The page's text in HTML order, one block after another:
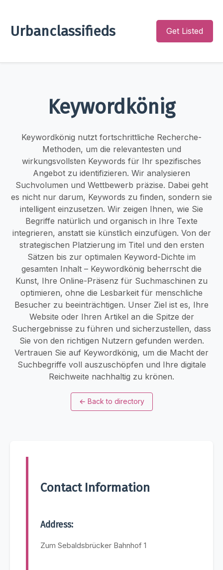
Urbanclassifieds Get Listed
Keywordkönig
Keywordkönig nutzt fortschrittliche Recherche-
Methoden, um die relevantesten und
wirkungsvollsten Keywords für Ihr spezifisches
Angebot zu identifizieren. Wir analysieren
Suchvolumen und Wettbewerb präzise. Dabei geht
es nicht nur darum, Keywords zu finden, sondern sie
intelligent einzusetzen. Wir zeigen Ihnen, wie Sie
Begriffe natürlich und organisch in Ihre Texte
integrieren, anstatt sie künstlich einzufügen. Von der
strategischen Platzierung im Titel und den ersten
Sätzen bis zur optimalen Keyword-Dichte im
gesamten Inhalt – Keywordkönig beherrscht die
Kunst, Ihre Online-Präsenz für Suchmaschinen zu
optimieren, ohne die Lesbarkeit für menschliche
Besucher zu beeinträchtigen. Unser Ziel ist es, Ihre
Website oder Ihren Artikel an die Spitze der
Suchergebnisse zu führen und sicherzustellen, dass
Sie von den richtigen Nutzern gefunden werden.
Vertrauen Sie auf Keywordkönig, um die Macht der
Suchbegriffe voll auszuschöpfen und Ihre digitale
Reichweite nachhaltig zu krönen.
← Back to directory
Contact Information
Address:
Zum Sebaldsbrücker Bahnhof 1